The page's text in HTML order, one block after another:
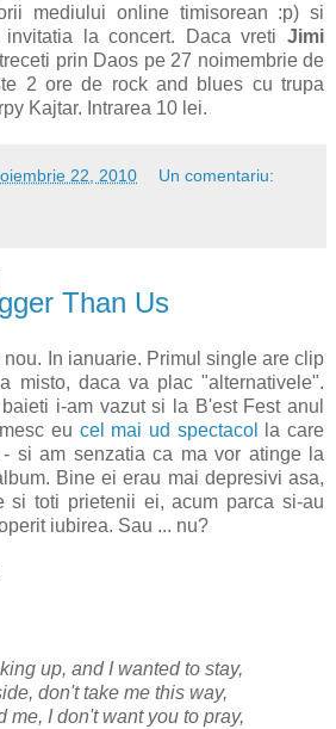
mediului online timisorean :p) si
invitatia la concert. Daca vreti Jimi
prin Daos pe 27 noimembrie de
2 ore de rock and blues cu trupa
Kajtar. Intrarea 10 lei.
22, 2010 Un comentariu:
Than Us
In ianuarie. Primul single are clip
misto, daca va plac "alternativele".
i-am vazut si la B'est Fest anul
eu cel mai ud spectacol
la care
si am senzatia ca ma vor atinge la
Bine ei erau mai depresivi asa,
si toti prietenii ei, acum parca si-au
iubirea. Sau ... nu?
up, and I wanted to stay,
don't take me this way,
me, I don't want you to pray,